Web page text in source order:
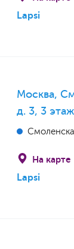
Lapsi
Москва,
д. 3, 3 этаж
На карте
Lapsi